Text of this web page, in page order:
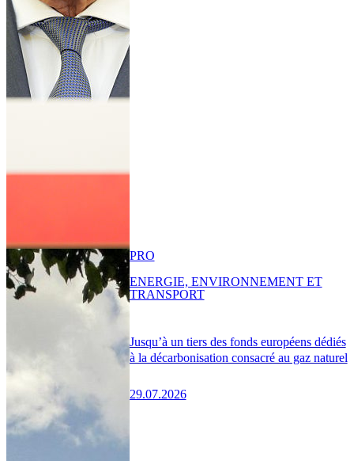
Jusqu’à un tiers des fonds européens dédiés
à la décarbonisation consacré au gaz naturel
29.07.2026
PRO
ENERGIE, ENVIRONNEMENT ET
TRANSPORT